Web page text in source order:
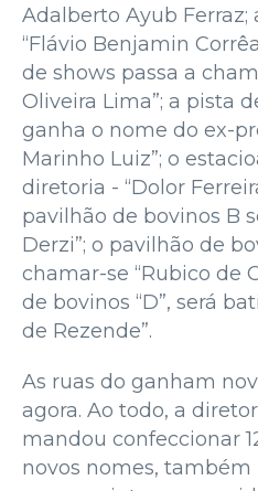
Adalberto Ayub Ferraz;
“Flávio Benjamin
de shows passa a
Oliveira Lima”; a pista
ganha o nome do ex-
Marinho Luiz”; o
diretoria - “Dolor
pavilhão de bovinos B
Derzi”; o pavilhão de
chamar-se “Rubico de
de bovinos “D”, será
de Rezende”.
As ruas do ganham
agora. Ao todo, a
mandou confeccionar
novos nomes,